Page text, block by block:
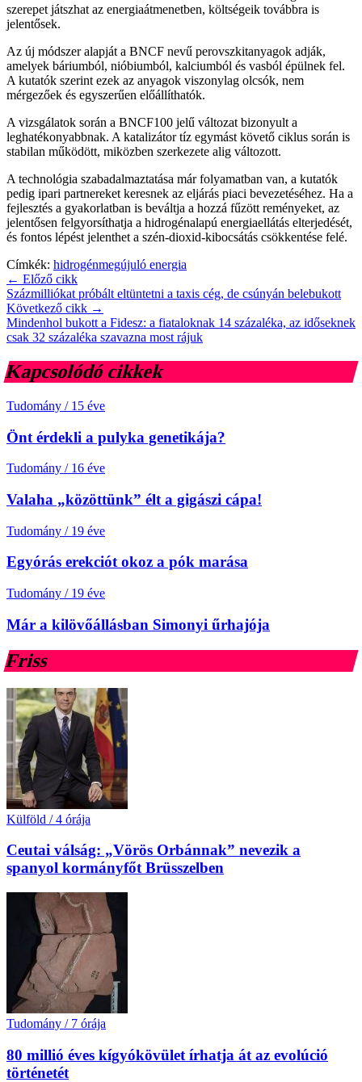
szerepet játszhat az energiaátmenetben, költségeik továbbra is
jelentősek.
Az új módszer alapját a BNCF nevű perovszkitanyagok adják,
amelyek báriumból, nióbiumból, kalciumból és vasból épülnek fel.
A kutatók szerint ezek az anyagok viszonylag olcsók, nem
mérgezőek és egyszerűen előállíthatók.
A vizsgálatok során a BNCF100 jelű változat bizonyult a
leghatékonyabbnak. A katalizátor tíz egymást követő ciklus során is
stabilan működött, miközben szerkezete alig változott.
A technológia szabadalmaztatása már folyamatban van, a kutatók
pedig ipari partnereket keresnek az eljárás piaci bevezetéséhez. Ha a
fejlesztés a gyakorlatban is beváltja a hozzá fűzött reményeket, az
jelentősen felgyorsíthatja a hidrogénalapú energiaellátás elterjedését,
és fontos lépést jelenthet a szén-dioxid-kibocsátás csökkentése felé.
Címkék: hidrogénmegújuló energia
← Előző cikk
Százmilliókat próbált eltüntetni a taxis cég, de csúnyán belebukott
Következő cikk →
Mindenhol bukott a Fidesz: a fiataloknak 14 százaléka, az időseknek
csak 32 százaléka szavazna most rájuk
Kapcsolódó cikkek
Tudomány / 15 éve
Önt érdekli a pulyka genetikája?
Tudomány / 16 éve
Valaha „közöttünk” élt a gigászi cápa!
Tudomány / 19 éve
Egyórás erekciót okoz a pók marása
Tudomány / 19 éve
Már a kilövőállásban Simonyi űrhajója
Friss
Külföld / 4 órája
Ceutai válság: „Vörös Orbánnak” nevezik a
spanyol kormányfőt Brüsszelben
Tudomány / 7 órája
80 millió éves kígyókövület írhatja át az evolúció
történetét